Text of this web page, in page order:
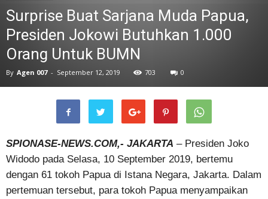
Surprise Buat Sarjana Muda Papua,
Presiden Jokowi Butuhkan 1.000
Orang Untuk BUMN
By Agen 007 - September 12, 2019 703 0
SPIONASE-NEWS.COM,- JAKARTA – Presiden Joko
Widodo pada Selasa, 10 September 2019, bertemu
dengan 61 tokoh Papua di Istana Negara, Jakarta. Dalam
pertemuan tersebut, para tokoh Papua menyampaikan